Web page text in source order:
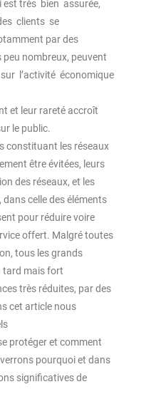
est très bien assurée,
clients se
par des
nombreux, peuvent
l’activité économique
et leur rareté accroît
le public.
constituant les réseaux
être évitées, leurs
des réseaux, et les
celle des éléments
pour réduire voire
offert. Malgré toutes
tous les grands
tard mais fort
très réduites, par des
cet article nous
protéger et comment
pourquoi et dans
signiﬁcatives de